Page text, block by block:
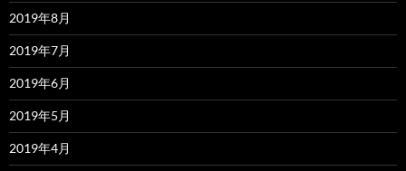
2019年8月
2019年7月
2019年6月
2019年5月
2019年4月